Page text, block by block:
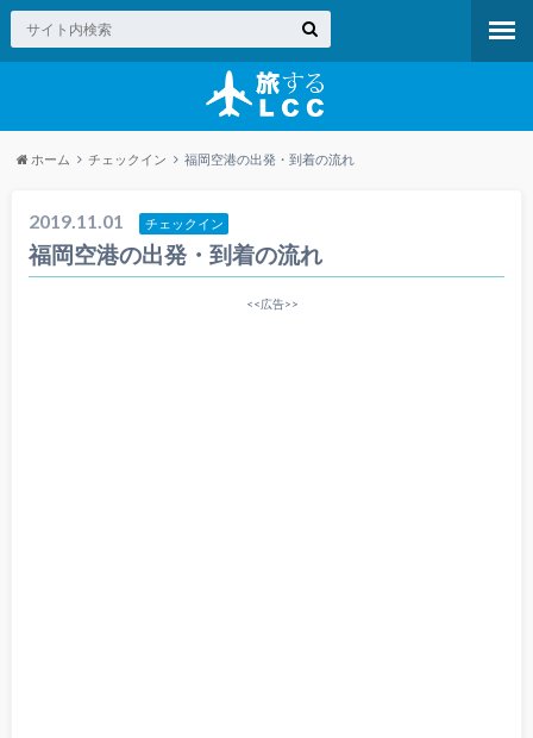
ホーム チェックイン 福岡空港の出発・到着の流れ
2019.11.01 チェックイン
福岡空港の出発・到着の流れ
<<広告>>